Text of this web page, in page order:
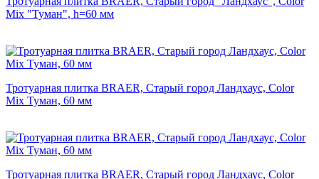
Mix "Туман", h=60 мм
Тротуарная плитка BRAER, Старый город Ландхаус, Color
Mix Туман, 60 мм
Тротуарная плитка BRAER, Старый город Ландхаус, Color